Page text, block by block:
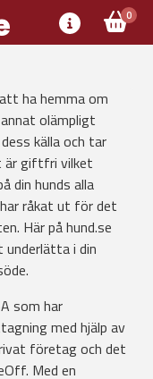
0
ha hemma om
olämpligt
källa och tar
är giftfri vilket
din hunds alla
råkat ut för det
Här på hund.se
i din
som har
med hjälp av
företag och det
Med en